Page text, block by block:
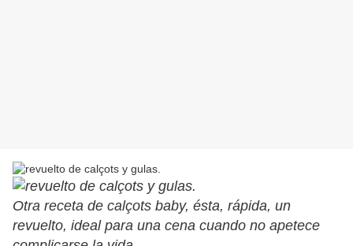
Otra receta de calçots baby, ésta, rápida, un
revuelto, ideal para una cena cuando no apetece